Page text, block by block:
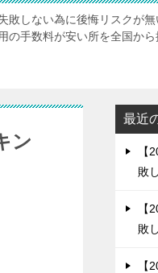
敗しない為に後悔リスクが
の手数料が安い所を全国から
ン
最近
【
敗
【
敗
【